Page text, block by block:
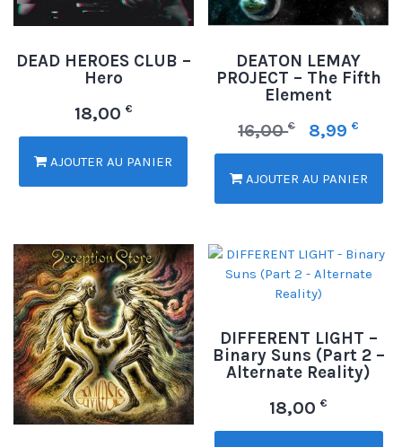
DEAD HEROES CLUB –
Hero
18,00 €
AJOUTER AU PANIER
DEATON LEMAY
PROJECT – The Fifth
Element
16,00€ 8,99€
AJOUTER AU PANIER
DIFFERENT LIGHT –
Binary Suns (Part 2 –
Alternate Reality)
18,00€